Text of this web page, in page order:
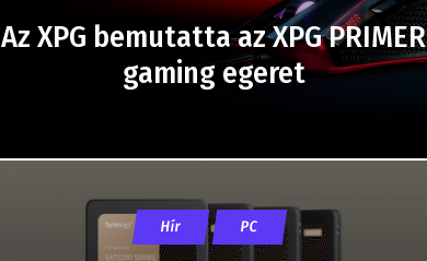
Az XPG bemutatta az XPG PRIMER
gaming egeret
Hír PC